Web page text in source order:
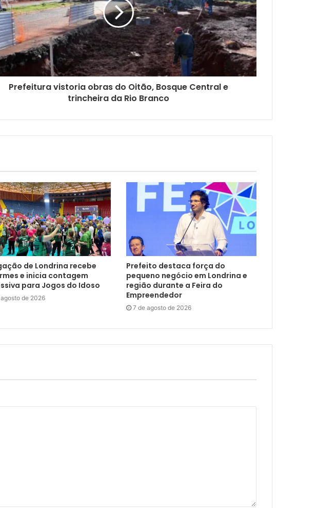
Prefeitura vistoria obras do Oitão, Bosque Central e
trincheira da Rio Branco
de Londrina recebe
e inicia contagem
para Jogos do Idoso
de 2026
Prefeito destaca força do
pequeno negócio em Londrina e
região durante a Feira do
Empreendedor
7 de agosto de 2026